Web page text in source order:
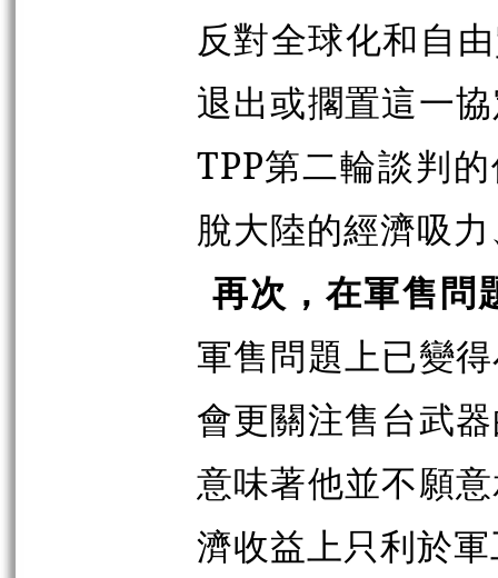
反對全球化和自
退出或擱置這一
TPP第二輪談判
脫大陸的經濟吸
再次，在軍售問
軍售問題上已變
會更關注售台武
意味著他並不願
濟收益上只利於